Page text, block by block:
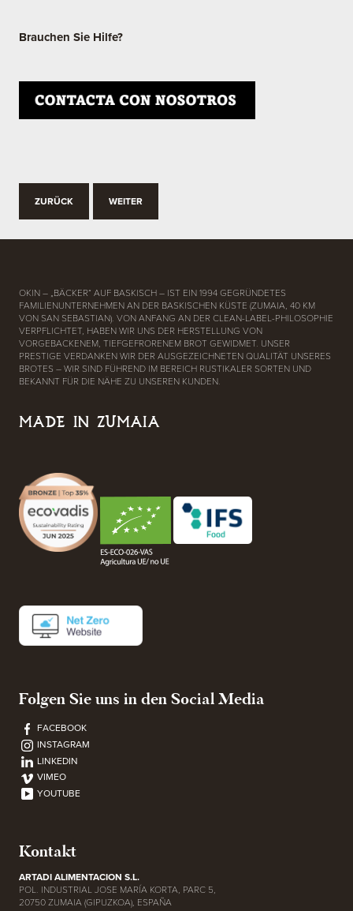
Brauchen Sie Hilfe?
ZURÜCK WEITER
OKIN – „BÄCKER“ AUF BASKISCH – IST EIN 1994 GEGRÜNDETES
FAMILIENUNTERNEHMEN AN DER BASKISCHEN KÜSTE (ZUMAIA, 40 KM
VON SAN SEBASTIAN). VON ANFANG AN DER CLEAN-LABEL-PHILOSOPHIE
VERPFLICHTET, HABEN WIR UNS DER HERSTELLUNG VON
VORGEBACKENEM, TIEFGEFRORENEM BROT GEWIDMET. UNSER
PRESTIGE VERDANKEN WIR DER AUSGEZEICHNETEN QUALITÄT UNSERES
BROTES – WIR SIND FÜHREND IM BEREICH RUSTIKALER SORTEN UND
BEKANNT FÜR DIE NÄHE ZU UNSEREN KUNDEN.
MADE IN ZUMAIA
Folgen Sie uns in den Social Media
FACEBOOK
INSTAGRAM
LINKEDIN
VIMEO
YOUTUBE
Kontakt
ARTADI ALIMENTACION S.L.
POL. INDUSTRIAL JOSE MARÍA KORTA, PARC 5,
20750 ZUMAIA (GIPUZKOA), ESPAÑA